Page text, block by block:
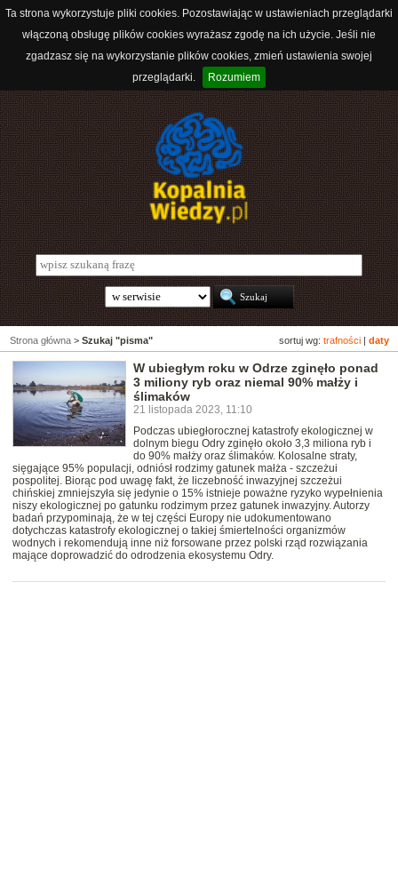
Ta strona wykorzystuje pliki cookies. Pozostawiając w ustawieniach przeglądarki
włączoną obsługę plików cookies wyrażasz zgodę na ich użycie. Jeśli nie
zgadzasz się na wykorzystanie plików cookies, zmień ustawienia swojej
przeglądarki.
Rozumiem
sortuj wg: trafności daty
Strona główna > Szukaj "pisma"
W ubiegłym roku w Odrze zginęło ponad
3 miliony ryb oraz niemal 90% małży i
ślimaków
21 listopada 2023, 11:10
Podczas ubiegłorocznej katastrofy ekologicznej w
dolnym biegu Odry zginęło około 3,3 miliona ryb i
do 90% małży oraz ślimaków. Kolosalne straty,
sięgające 95% populacji, odniósł rodzimy gatunek małża - szczeżui
pospolitej. Biorąc pod uwagę fakt, że liczebność inwazyjnej szczeżui
chińskiej zmniejszyła się jedynie o 15% istnieje poważne ryzyko wypełnienia
niszy ekologicznej po gatunku rodzimym przez gatunek inwazyjny. Autorzy
badań przypominają, że w tej części Europy nie udokumentowano
dotychczas katastrofy ekologicznej o takiej śmiertelności organizmów
wodnych i rekomendują inne niż forsowane przez polski rząd rozwiązania
mające doprowadzić do odrodzenia ekosystemu Odry.